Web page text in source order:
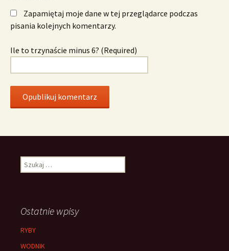
Zapamiętaj moje dane w tej przeglądarce podczas
pisania kolejnych komentarzy.
Ile to trzynaście minus 6? (Required)
Szukaj:
Ostatnie wpisy
RYBY
WODNIK